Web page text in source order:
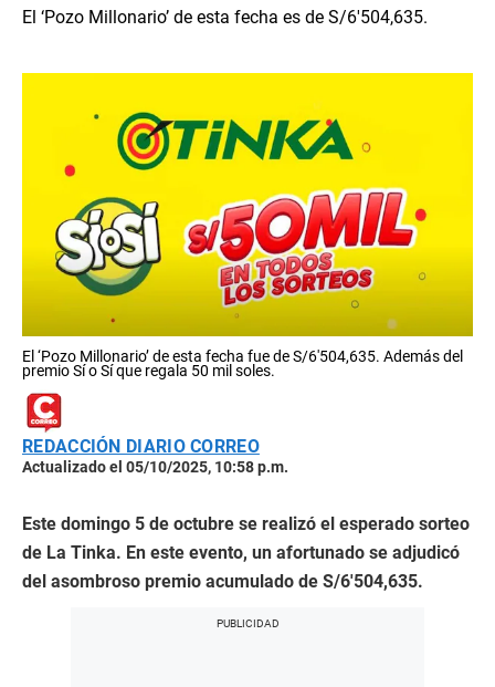
El ‘Pozo Millonario’ de esta fecha es de S/6′504,635.
El ‘Pozo Millonario’ de esta fecha fue de S/6′504,635. Además del
premio Sí o Sí que regala 50 mil soles.
REDACCIÓN DIARIO CORREO
Actualizado el 05/10/2025, 10:58 p.m.
Este domingo 5 de octubre se realizó el esperado sorteo
de La Tinka. En este evento, un afortunado se adjudicó
del asombroso premio acumulado de S/6′504,635.